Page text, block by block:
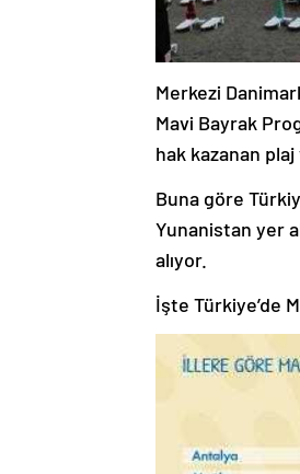
Merkezi
Mavi Bayrak
hak kazanan plaj
Buna göre
Yunanistan yer
alıyor.
İşte Türkiye’de